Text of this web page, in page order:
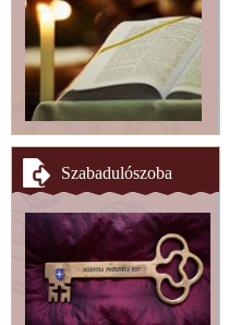
Szabadulószoba